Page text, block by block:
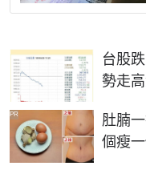
台股
勢走
肚腩
個瘦
PR